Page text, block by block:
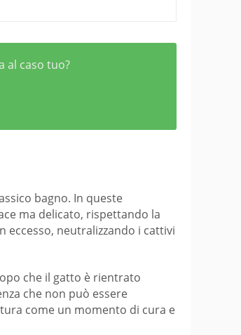
al caso tuo?
bagno. In queste
ma delicato, rispettando la
eccesso, neutralizzando i cattivi
che il gatto è rientrato
che non può essere
come un momento di cura e